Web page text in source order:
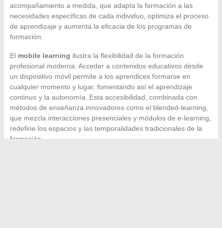
acompañamiento a medida, que adapta la formación a las
necesidades específicas de cada individuo, optimiza el proceso
de aprendizaje y aumenta la eficacia de los programas de
formación.
El mobile learning ilustra la flexibilidad de la formación
profesional moderna. Acceder a contenidos educativos desde
un dispositivo móvil permite a los aprendices formarse en
cualquier momento y lugar, fomentando así el aprendizaje
continuo y la autonomía. Esta accesibilidad, combinada con
métodos de enseñanza innovadores como el blended-learning,
que mezcla interacciones presenciales y módulos de e-learning,
redefine los espacios y las temporalidades tradicionales de la
formación.